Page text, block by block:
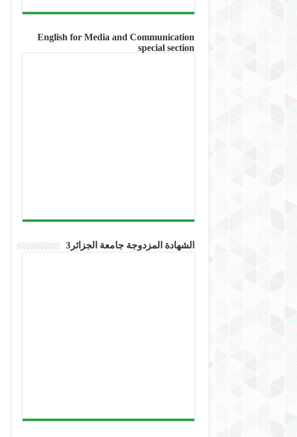
English for Media and Communication
special section
الشهادة المزدوجة جامعة الجزائر3